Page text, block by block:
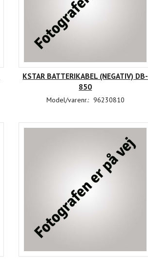
KSTAR BATTERIKABEL (NEGATIV) DB-
850
Model/varenr.: 96230810